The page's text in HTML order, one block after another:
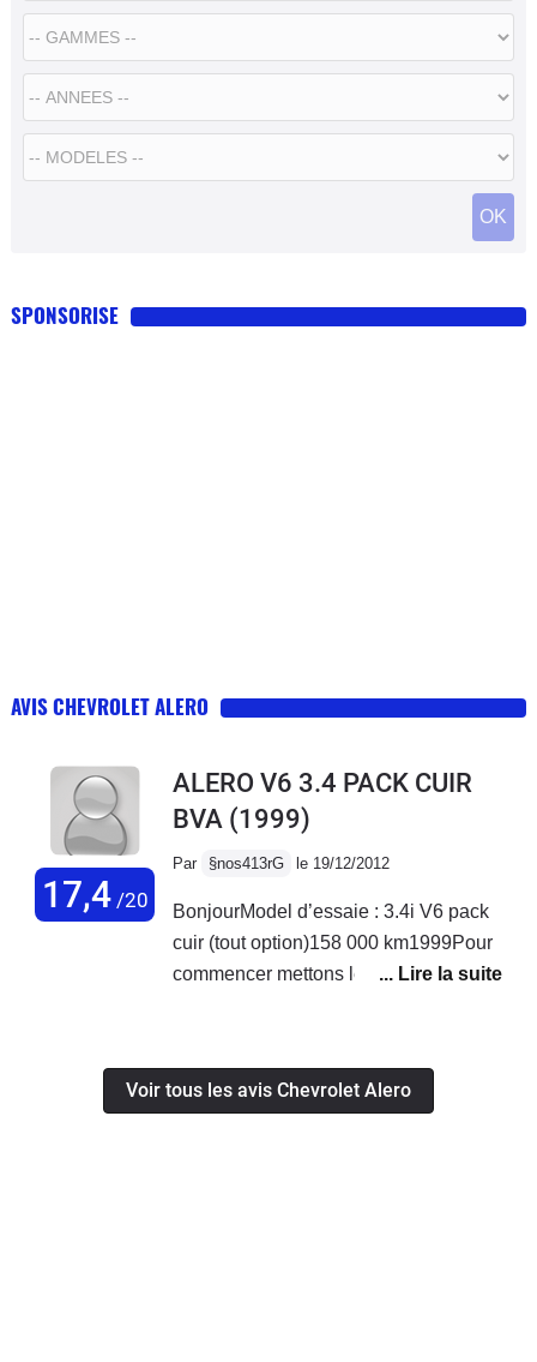
SPONSORISE
AVIS CHEVROLET ALERO
17,4/20
ALERO V6 3.4 PACK CUIR
BVA (1999)
Par §nos413rG le 19/12/2012
BonjourModel d’essaie : 3.4i V6 pack
cuir (tout option)158 000 km1999Pour
commencer mettons les pendules à
réussi)À peine badgé Chevrolet sur
l'arrière (pour 1999).Auto américaine
Voir tous les avis Chevrolet Alero